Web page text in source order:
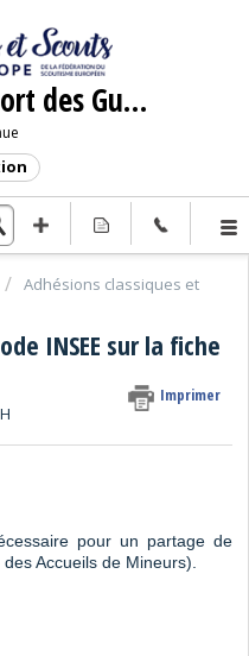
Portail de support des Guides et Scouts d'Europe
Adhésions classiques et
INSEE sur la fiche
Imprimer
pour un partage de
Accueils de Mineurs).